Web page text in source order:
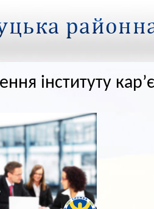
інституту